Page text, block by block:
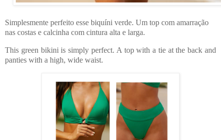
Simplesmente perfeito esse biquíni verde. Um top com amarração
nas costas e calcinha com cintura alta e larga.
This green bikini is simply perfect. A top with a tie at the back and
panties with a high, wide waist.